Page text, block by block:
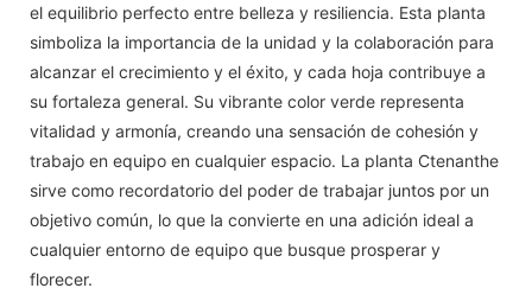
el equilibrio perfecto entre belleza y resiliencia. Esta planta
simboliza la importancia de la unidad y la colaboración para
alcanzar el crecimiento y el éxito, y cada hoja contribuye a
su fortaleza general. Su vibrante color verde representa
vitalidad y armonía, creando una sensación de cohesión y
trabajo en equipo en cualquier espacio. La planta Ctenanthe
sirve como recordatorio del poder de trabajar juntos por un
objetivo común, lo que la convierte en una adición ideal a
cualquier entorno de equipo que busque prosperar y
florecer.